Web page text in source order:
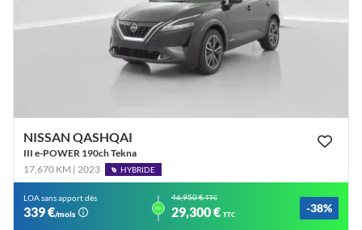
NISSAN QASHQAI
III e-POWER 190ch Tekna
17,670 KM | 2023
HYBRIDE
LOA sans apport dès
339 €/mois
ou
46,950 €TTC
29,300 € TTC -38%